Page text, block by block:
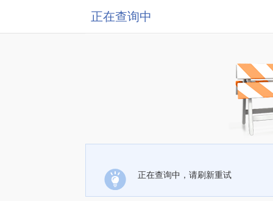
正在查询中
正在查询中，请刷新重试